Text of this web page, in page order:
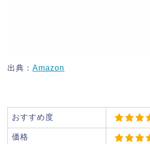
出典： Amazon
おすすめ度
価格